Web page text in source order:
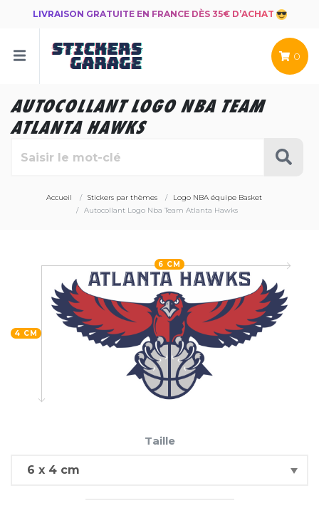
LIVRAISON GRATUITE EN FRANCE DÈS 35€ D’ACHAT
0
AUTOCOLLANT LOGO NBA TEAM
ATLANTA HAWKS
Accueil Stickers par thèmes
Logo NBA équipe Basket
Autocollant Logo Nba Team Atlanta Hawks
4 CM
6 CM
Taille